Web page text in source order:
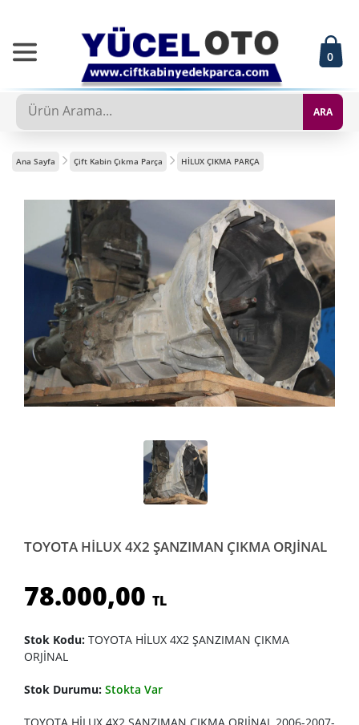
0
ARA
Ana Sayfa Çift Kabin Çıkma Parça HİLUX ÇIKMA PARÇA
TOYOTA HİLUX 4X2 ŞANZIMAN ÇIKMA ORJİNAL
78.000,00 TL
Stok Kodu: TOYOTA HİLUX 4X2 ŞANZIMAN ÇIKMA
ORJİNAL
Stok Durumu: Stokta Var
TOYOTA HİLUX 4X2 ŞANZIMAN ÇIKMA ORJİNAL 2006-2007-